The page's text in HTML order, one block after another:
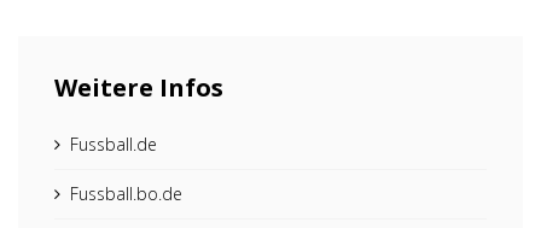
Weitere Infos
Fussball.de
Fussball.bo.de